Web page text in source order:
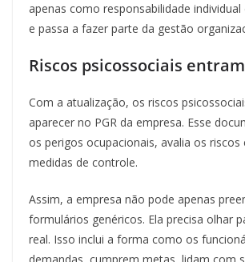
apenas como responsabilidade
e passa a fazer parte da gestão
Riscos psicossociais
Com a atualização, os riscos
aparecer no PGR da empresa. Esse
os perigos ocupacionais, avalia os riscos
medidas de controle.
Assim, a empresa não pode apenas
formulários genéricos. Ela precisa olhar
real. Isso inclui a forma como os